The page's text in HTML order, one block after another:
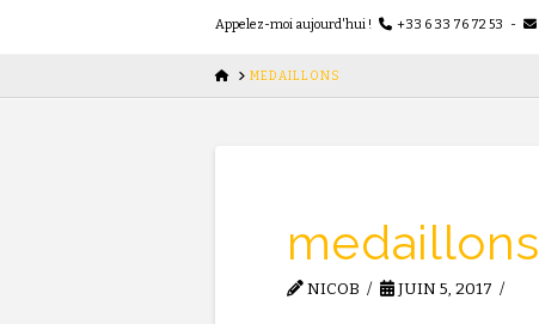
Appelez-moi aujourd'hui ! +33 6 33 76 72 53 -
HOMEMEDAILLONS
medaillons
NICOB JUIN 5, 2017